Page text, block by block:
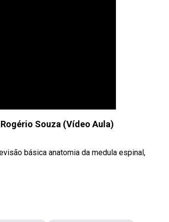
Souza (Vídeo Aula)
básica anatomia da medula espinal,